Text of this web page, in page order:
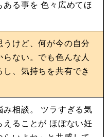
る事を 色々広めてほ
けど、何が今の自分
ない。でも色んな人
、気持ちを共有でき
み相談。 ツラすぎる気
ることが ほぼない妊